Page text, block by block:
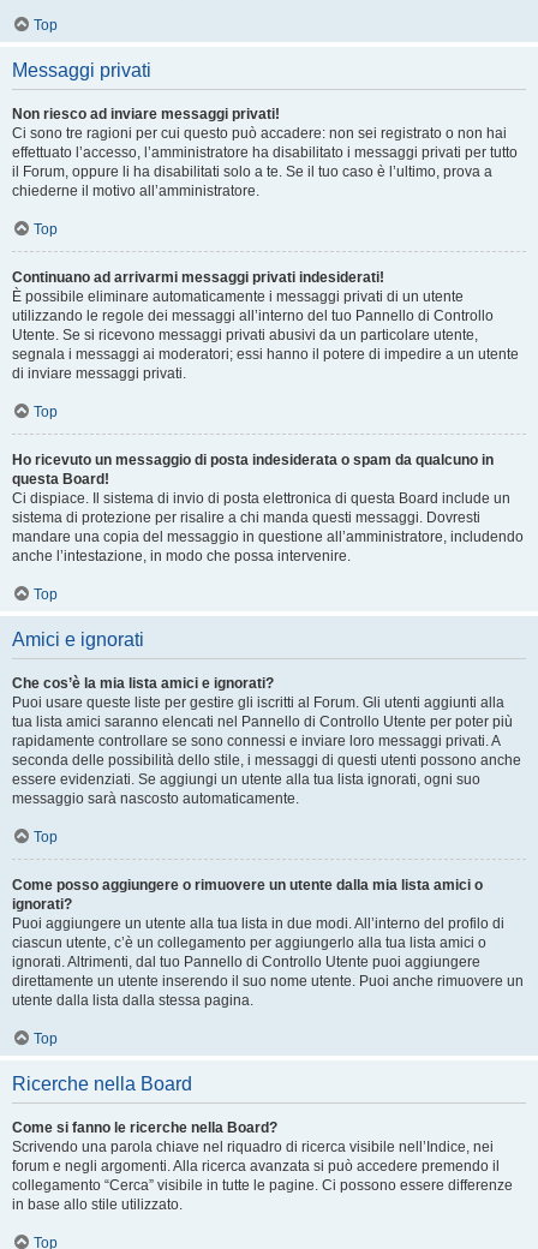
Top
Messaggi privati
Non riesco ad inviare messaggi privati!
Ci sono tre ragioni per cui questo può accadere: non sei registrato o non hai
effettuato l’accesso, l’amministratore ha disabilitato i messaggi privati per tutto
il Forum, oppure li ha disabilitati solo a te. Se il tuo caso è l’ultimo, prova a
chiederne il motivo all’amministratore.
Top
Continuano ad arrivarmi messaggi privati indesiderati!
È possibile eliminare automaticamente i messaggi privati ​​di un utente
utilizzando le regole dei messaggi all’interno del tuo Pannello di Controllo
Utente. Se si ricevono messaggi privati ​​abusivi da un particolare utente,
segnala i messaggi ai moderatori; essi hanno il potere di impedire a un utente
di inviare messaggi privati​​.
Top
Ho ricevuto un messaggio di posta indesiderata o spam da qualcuno in
questa Board!
Ci dispiace. Il sistema di invio di posta elettronica di questa Board include un
sistema di protezione per risalire a chi manda questi messaggi. Dovresti
mandare una copia del messaggio in questione all’amministratore, includendo
anche l’intestazione, in modo che possa intervenire.
Top
Amici e ignorati
Che cos’è la mia lista amici e ignorati?
Puoi usare queste liste per gestire gli iscritti al Forum. Gli utenti aggiunti alla
tua lista amici saranno elencati nel Pannello di Controllo Utente per poter più
rapidamente controllare se sono connessi e inviare loro messaggi privati. A
seconda delle possibilità dello stile, i messaggi di questi utenti possono anche
essere evidenziati. Se aggiungi un utente alla tua lista ignorati, ogni suo
messaggio sarà nascosto automaticamente.
Top
Come posso aggiungere o rimuovere un utente dalla mia lista amici o
ignorati?
Puoi aggiungere un utente alla tua lista in due modi. All’interno del profilo di
ciascun utente, c’è un collegamento per aggiungerlo alla tua lista amici o
ignorati. Altrimenti, dal tuo Pannello di Controllo Utente puoi aggiungere
direttamente un utente inserendo il suo nome utente. Puoi anche rimuovere un
utente dalla lista dalla stessa pagina.
Top
Ricerche nella Board
Come si fanno le ricerche nella Board?
Scrivendo una parola chiave nel riquadro di ricerca visibile nell’Indice, nei
forum e negli argomenti. Alla ricerca avanzata si può accedere premendo il
collegamento “Cerca” visibile in tutte le pagine. Ci possono essere differenze
in base allo stile utilizzato.
Top